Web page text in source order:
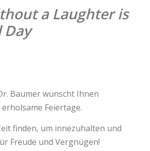
a Laughter is
Day
Baumer wünscht Ihnen
Feiertage.
finden, um innezuhalten und
Freude und Vergnügen!